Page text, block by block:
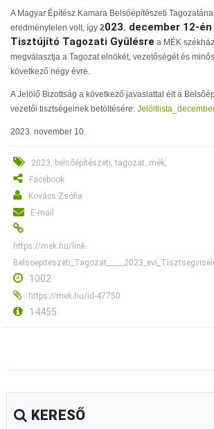
A Magyar Építész Kamara Belsőépítészeti
eredménytelen volt, így2023. december 12-én
Tisztújító Tagozati Gyűlésre a MÉK
megválasztja a Tagozat elnökét, vezetőségét és
következő négy évre.
A Jelölő Bizottság a következő javaslattal élt a
vezetői tisztségeinek betöltésére:
2023. november 10.
2023, belsőépítészeti, tagozat, mék,
Facebook
Kovács Zsófia
E-mail
https://mek.hu/link-
1002
https://mek.hu/id-47750
14455
KERESŐ